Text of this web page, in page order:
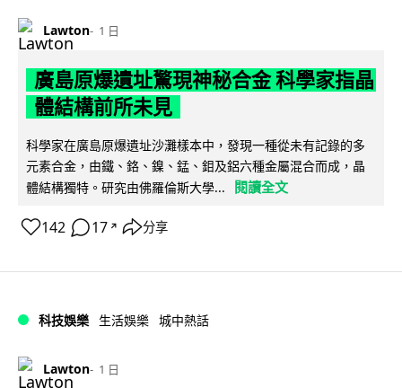
Lawton 1 日
廣島原爆遺址驚現神秘合金 科學家指晶
體結構前所未見
科學家在廣島原爆遺址沙灘樣本中，發現一種從未有記錄的多
元素合金，由鐵、鉻、鎳、錳、鉬及鋁六種金屬混合而成，晶
體結構獨特。研究由佛羅倫斯大學...
閱讀全文
142 17 ↗ 分享
科技娛樂 生活娛樂 城中熱話
Lawton 1 日